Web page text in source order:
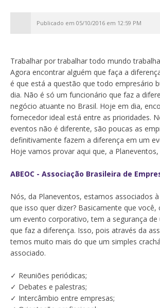
Publicado em 05/10/2016 em 12:59 PM
Trabalhar por trabalhar todo mundo
Agora encontrar alguém que faça a
é que está a questão que todo empresário
dia. Não é só um funcionário que faz a
negócio atuante no Brasil. Hoje em dia,
fornecedor ideal está entre as prioridades.
eventos não é diferente, são poucas as
definitivamente fazem a diferença em um
Hoje vamos provar aqui que, a
ABEOC - Associação Brasileira de
Nós, da Planeventos, estamos associados à
que isso quer dizer? Basicamente que
um evento corporativo, tem a segurança
que faz a diferença. Isso, pois através da
temos muito mais do que um simples
associado.
✓ Reuniões periódicas;
✓ Debates e palestras;
✓ Intercâmbio entre empresas;